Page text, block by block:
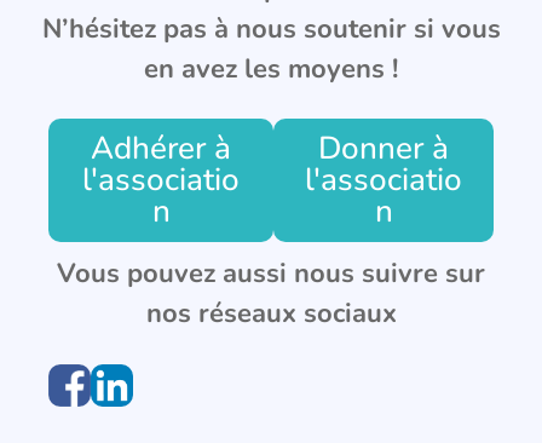
N’hésitez pas à nous soutenir si vous
en avez les moyens !
Adhérer à
l'associatio
n
Donner à
l'associatio
n
Vous pouvez aussi nous suivre sur
nos réseaux sociaux